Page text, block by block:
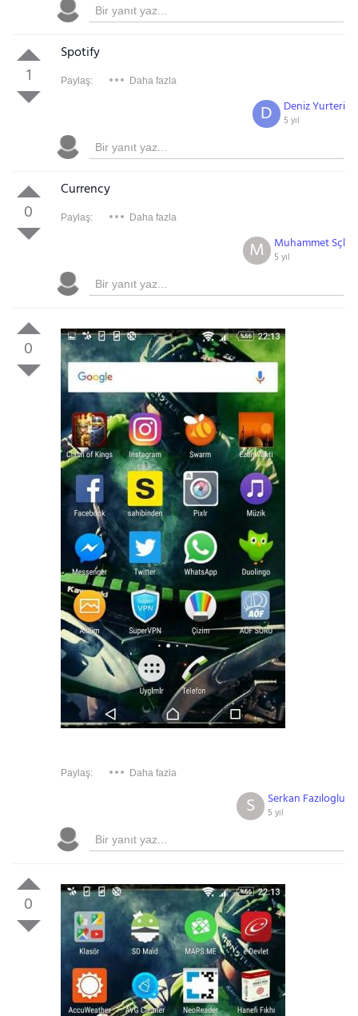
1
Spotify
Paylaş: Daha fazla
Deniz Yurteri
5 yıl
D
0
Currency
Paylaş: Daha fazla
Muhammet Sçl
5 yıl
M
0
Paylaş: Daha fazla
Serkan Fazıloglu
5 yıl
S
0